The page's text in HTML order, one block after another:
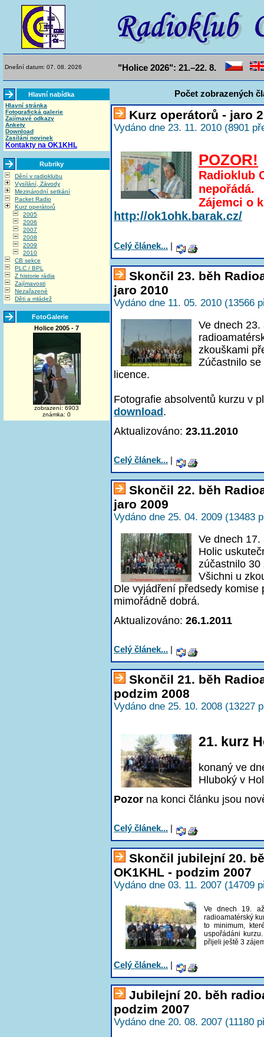
Dnešní datum: 07. 08. 2026 "Holice 2026": 21.–22. 8.
Hlavní nabídka
Hlavní stránka
Fotografická galerie
Zajímavé odkazy
Ankety
Download
Zasílání novinek
Kontakty na OK1KHL
Rubriky
Dění v radioklubu
Vysílání, Závody
Mezinárodní setkání
Packet Radio
Kurz operátorů
2005
2006
2007
2008
2009
2010
CB sekce
PLC / BPL
Z historie rádia
Zajímavosti
Nezařazené
Děti a mládež
FotoGalerie
Holice 2005 - 7
zobrazení: 6903
známka: 0
Počet zobrazených
Kurz operátorů - jaro
Vydáno dne 23. 11. 2010 (8901
POZOR!
Radioklub
nepořádá.
Zájemci o
http://ok1ohk.barak.cz/
Celý článek... |
Skončil 23. běh
jaro 2010
Vydáno dne 11. 05. 2010 (13566
Ve dnech
zkouškami
Zúčastnilo
licence.
Fotografie absolventů kurzu v
download .
Aktualizováno: 23.11.2010
Celý článek... |
Skončil 22. běh
jaro 2009
Vydáno dne 25. 04. 2009 (13483
Ve dnech 17.
Holic
zúčastnilo
Všichni u
Dle vyjádření předsedy
mimořádně dobrá.
Aktualizováno: 26.1.2011
Celý článek... |
Skončil 21. běh
podzim 2008
Vydáno dne 25. 10. 2008 (13227
21. kurz
konaný ve
Hluboký v
Pozor na konci článku jsou
Celý článek... |
Skončil jubilejní 20.
OK1KHL - podzim 2007
Vydáno dne 03. 11. 2007 (14709
Ve dnech 19.
radioamatérský
to minimum,
uspořádáni
přijeli ještě 3
Celý článek... |
Jubilejní 20. běh
podzim 2007
Vydáno dne 20. 08. 2007 (11180